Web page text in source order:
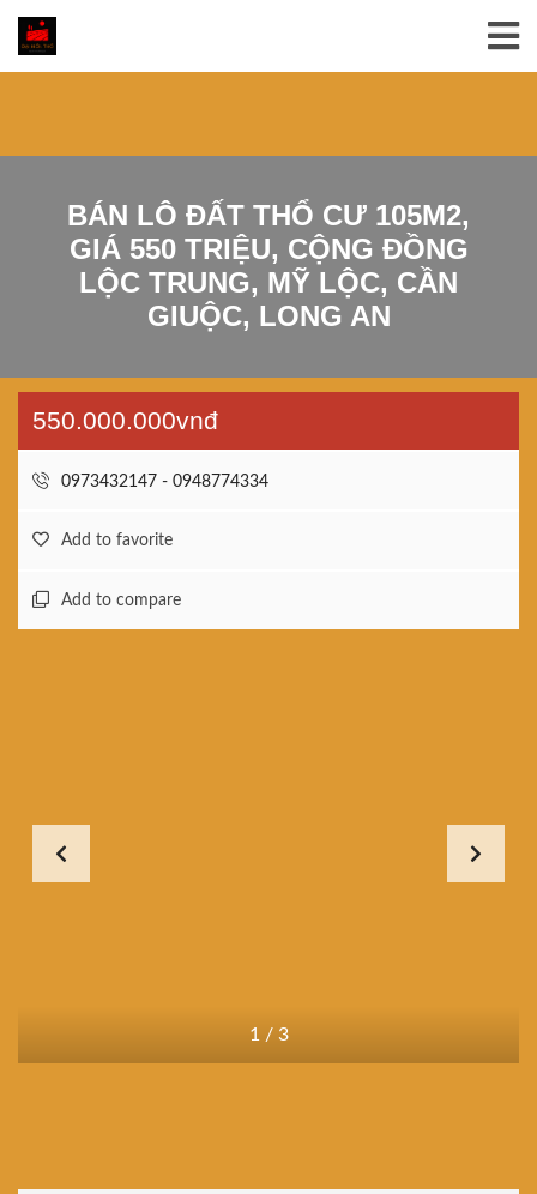
BÁN LÔ ĐẤT THỔ CƯ 105M2,
GIÁ 550 TRIỆU, CỘNG ĐỒNG
LỘC TRUNG, MỸ LỘC, CẦN
GIUỘC, LONG AN
550.000.000vnđ
0973432147 - 0948774334
Add to favorite
Add to compare
1 / 3